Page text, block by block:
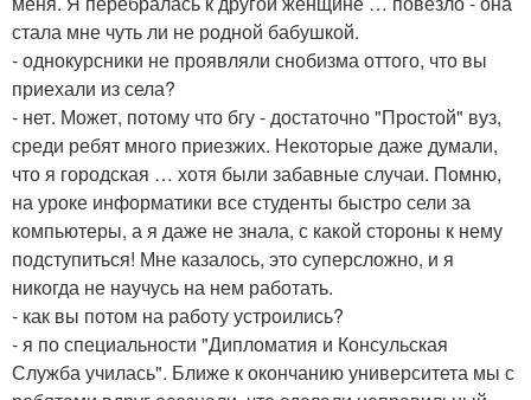
стала мне чуть ли не родной бабушкой.
- однокурсники не проявляли снобизма оттого, что вы
приехали из села?
- нет. Может, потому что бгу - достаточно "Простой" вуз,
среди ребят много приезжих. Некоторые даже думали,
что я городская … хотя были забавные случаи. Помню,
на уроке информатики все студенты быстро сели за
компьютеры, а я даже не знала, с какой стороны к нему
подступиться! Мне казалось, это суперсложно, и я
никогда не научусь на нем работать.
- как вы потом на работу устроились?
- я по специальности "Дипломатия и Консульская
Служба училась". Ближе к окончанию университета мы с